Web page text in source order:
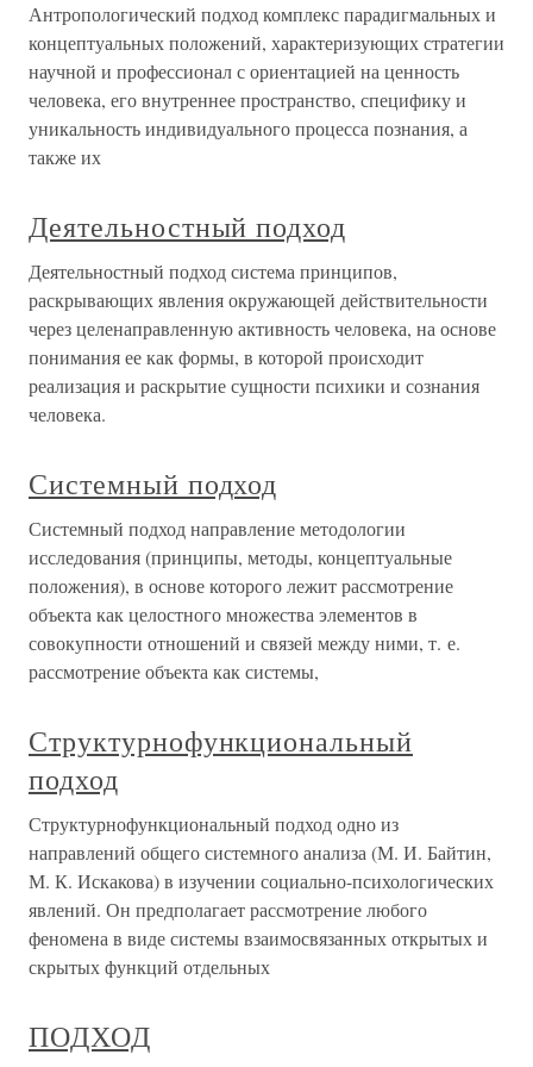
Антропологический подход комплекс парадигмальных и
концептуальных положений, характеризующих стратегии
научной и профессионал с ориентацией на ценность
человека, его внутреннее пространство, специфику и
уникальность индивидуального процесса познания, а
также их
Деятельностный подход
Деятельностный подход система принципов,
раскрывающих явления окружающей действительности
через целенаправленную активность человека, на основе
понимания ее как формы, в которой происходит
реализация и раскрытие сущности психики и сознания
человека.
Системный подход
Системный подход направление методологии
исследования (принципы, методы, концептуальные
положения), в основе которого лежит рассмотрение
объекта как целостного множества элементов в
совокупности отношений и связей между ними, т. е.
рассмотрение объекта как системы,
Структурнофункциональный
подход
Структурнофункциональный подход одно из
направлений общего системного анализа (М. И. Байтин,
М. К. Искакова) в изучении социально-психологических
явлений. Он предполагает рассмотрение любого
феномена в виде системы взаимосвязанных открытых и
скрытых функций отдельных
ПОДХОД